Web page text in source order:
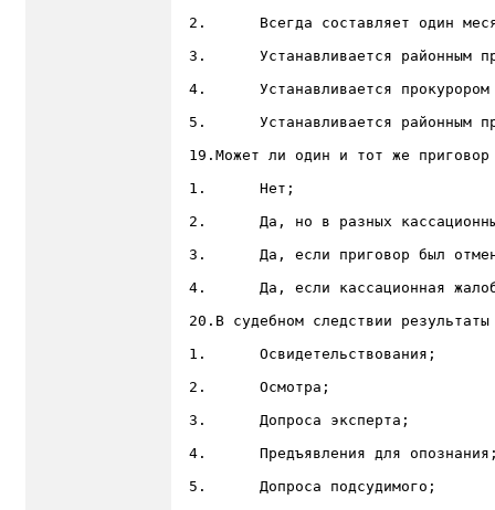
2.	Всегда составляет один месяц с момента принятия дела к производству;
3.	Устанавливается районным прокурором, в пределах трех месяцев;
4.	Устанавливается прокурором субъекта Российской Федерации, в пределах шести месяцев;
5.	Устанавливается районным прокурором, в пределах до одного месяца;
19.Может ли один и тот же приговор
1.	Нет;
2.	Да, но в разных кассационных инстанциях;
3.	Да, если приговор был отменен;
4.	Да, если кассационная жалоба поступила после рассмотрения дела по жалобе другой стороны;
20.В судебном следствии
1.	Освидетельствования;
2.	Осмотра;
3.	Допроса эксперта;
4.	Предъявления для опознания;
5.	Допроса подсудимого;